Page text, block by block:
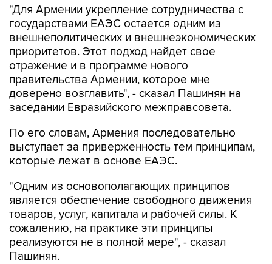
"Для Армении укрепление сотрудничества с
государствами ЕАЭС остается одним из
внешнеполитических и внешнеэкономических
приоритетов. Этот подход найдет свое
отражение и в программе нового
правительства Армении, которое мне
доверено возглавить", - сказал Пашинян на
заседании Евразийского межправсовета.
По его словам, Армения последовательно
выступает за приверженность тем принципам,
которые лежат в основе ЕАЭС.
"Одним из основополагающих принципов
является обеспечение свободного движения
товаров, услуг, капитала и рабочей силы. К
сожалению, на практике эти принципы
реализуются не в полной мере", - сказал
Пашинян.